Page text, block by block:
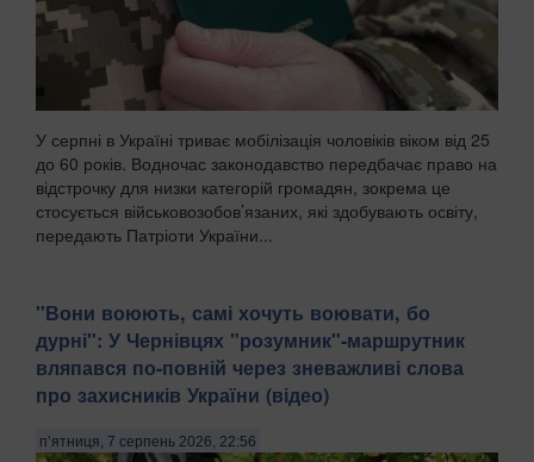
У серпні в Україні триває мобілізація чоловіків віком від 25
до 60 років. Водночас законодавство передбачає право на
відстрочку для низки категорій громадян, зокрема це
стосується військовозобов’язаних, які здобувають освіту,
передають Патріоти України...
​"Вони воюють, самі хочуть воювати, бо
дурні": У Чернівцях "розумник"-маршрутник
вляпався по-повній через зневажливі слова
про захисників України (відео)
п’ятниця, 7 серпень 2026, 22:56